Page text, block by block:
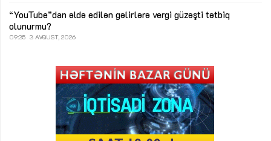
“YouTube”dan əldə edilən gəlirlərə vergi güzəşti tətbiq
olunurmu?
09:35 3 AVQUST, 2026